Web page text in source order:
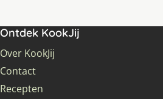
Ontdek KookJij
Over KookJij
Contact
Recepten